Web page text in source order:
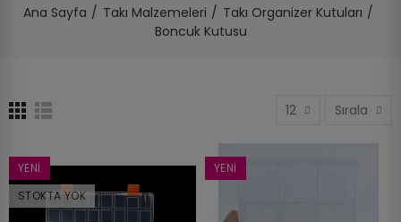
Ana Sayfa Takı Malzemeleri
Takı Organizer Kutuları
Boncuk Kutusu
12 Sırala
YENI
STOKTA YOK
YENI